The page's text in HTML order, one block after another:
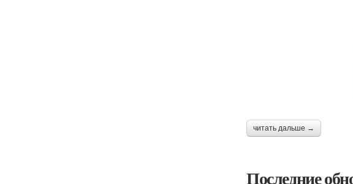
читать дальше →
Последние